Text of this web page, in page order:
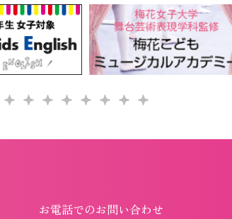
お電話でのお問い合わせ